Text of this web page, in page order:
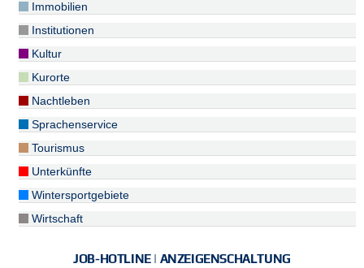
Immobilien
Institutionen
Kultur
Kurorte
Nachtleben
Sprachenservice
Tourismus
Unterkünfte
Wintersportgebiete
Wirtschaft
JOB-HOTLINE | ANZEIGENSCHALTUNG